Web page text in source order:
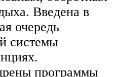
Введена в
очередь
системы
программы